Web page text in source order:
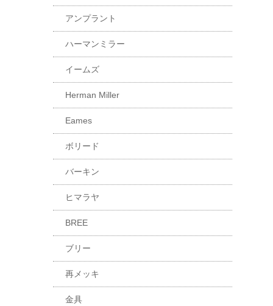
アンプラント
ハーマンミラー
イームズ
Herman Miller
Eames
ボリード
バーキン
ヒマラヤ
BREE
ブリー
再メッキ
金具